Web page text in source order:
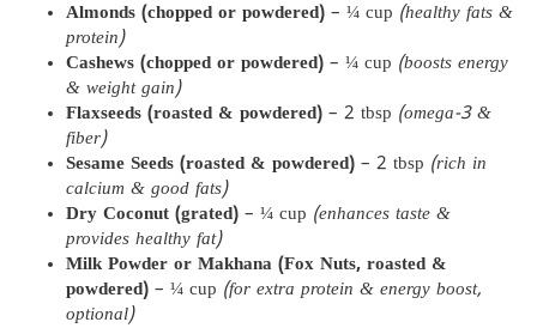
Almonds (chopped or powdered) – ¼ cup (healthy fats &
protein)
Cashews (chopped or powdered) – ¼ cup (boosts energy
& weight gain)
Flaxseeds (roasted & powdered) – 2 tbsp (omega-3 &
fiber)
Sesame Seeds (roasted & powdered) – 2 tbsp (rich in
calcium & good fats)
Dry Coconut (grated) – ¼ cup (enhances taste &
provides healthy fat)
Milk Powder or Makhana (Fox Nuts, roasted &
powdered) – ¼ cup (for extra protein & energy boost,
optional)